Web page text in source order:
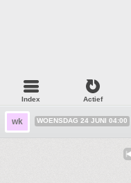
Index Actief
wk WOENSDAG 24 JUNI 04:00